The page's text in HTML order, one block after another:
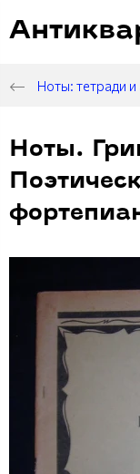
Ноты: тетради
Ноты.